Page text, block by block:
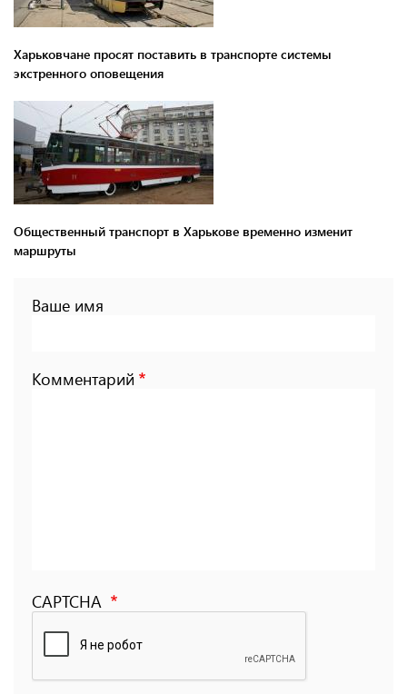
Харьковчане просят поставить в транспорте системы
экстренного оповещения
Общественный транспорт в Харькове временно изменит
маршруты
Ваше имя
Комментарий
CAPTCHA